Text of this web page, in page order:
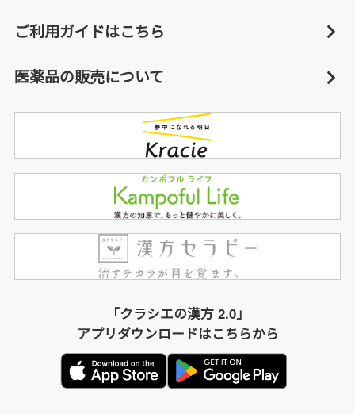
ご利用ガイドはこちら
医薬品の販売について
「クラシエの漢方 2.0」
アプリダウンロードはこちらから